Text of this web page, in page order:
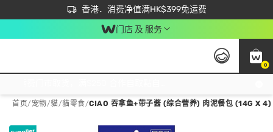
香港．消费净值满HK$399免运费
立即成为易赏钱会员尽享独家优惠
首次APP下单买满$450 输入 NEWAPP 即减$50
门店 及 服务
0
首页/ 宠物/貓/貓零食/CIAO 吞拿鱼+带子酱 (综合营养) 肉泥餐包 (14G X